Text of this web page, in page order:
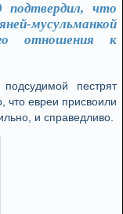
подтвердил, что
мусульманкой
отношения к
пестрят
что евреи присвоили
и справедливо.